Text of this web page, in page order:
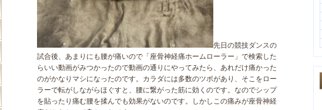
先日の競技ダンスの
試合後、あまりにも腰が痛いので「座骨神経痛ホームローラー」で検索した
らいい動画がみつかったので動画の通りにやってみたら、あれだけ痛かった
のがかなりマシになったのです。カラダには多数のツボがあり、そこをロー
ラーで転がしながらほぐすと、腰に繋がった筋に効くのです。なのでシップ
を貼ったり痛む腰を揉んでも効果がないのです。しかしこの痛みが座骨神経